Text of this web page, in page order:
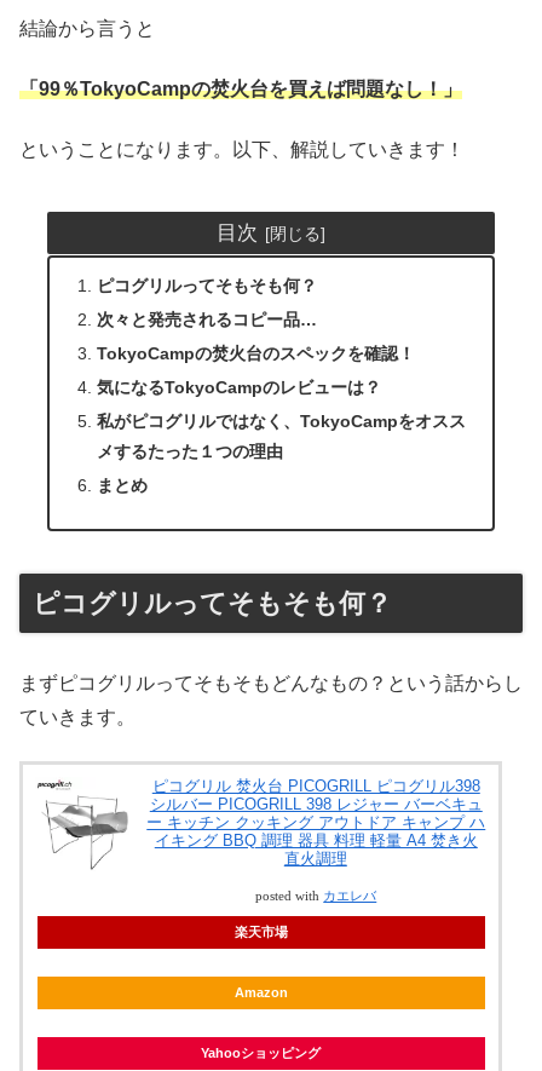
結論から言うと
「99％TokyoCampの焚火台を買えば問題なし！」
ということになります。以下、解説していきます！
目次
ピコグリルってそもそも何？
次々と発売されるコピー品…
TokyoCampの焚火台のスペックを確認！
気になるTokyoCampのレビューは？
私がピコグリルではなく、TokyoCampをオスス
メするたった１つの理由
まとめ
ピコグリルってそもそも何？
まずピコグリルってそもそもどんなもの？という話からし
ていきます。
ピコグリル 焚火台 PICOGRILL ピコグリル398
シルバー PICOGRILL 398 レジャー バーベキュ
ー キッチン クッキング アウトドア キャンプ ハ
イキング BBQ 調理 器具 料理 軽量 A4 焚き火
直火調理
posted with カエレバ
楽天市場
Amazon
Yahooショッピング